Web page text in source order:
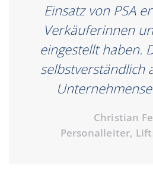
Einsatz von PSA
Verkäuferinnen
eingestellt haben.
selbstverständlich
Christian
Personalleiter,